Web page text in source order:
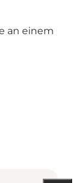
an einem